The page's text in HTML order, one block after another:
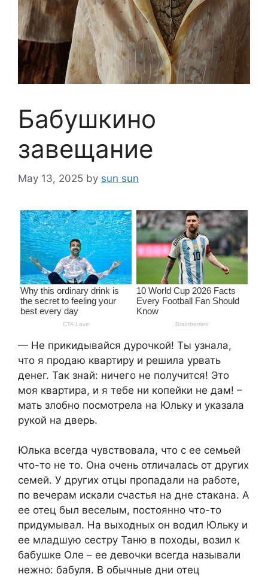
Бабушкино
завещание
May 13, 2025 by sun sun
— Не прикидывайся дурочкой! Ты узнала,
что я продаю квартиру и решила урвать
денег. Так знай: ничего не получится! Это
моя квартира, и я тебе ни копейки не дам! –
мать злобно посмотрела на Юльку и указала
рукой на дверь.
Юлька всегда чувствовала, что с ее семьей
что-то не то. Она очень отличалась от других
семей. У других отцы пропадали на работе,
по вечерам искали счастья на дне стакана. А
ее отец был веселым, постоянно что-то
придумывал. На выходных он водил Юльку и
ее младшую сестру Таню в походы, возил к
бабушке Оле – ее девочки всегда называли
нежно: бабуля. В обычные дни отец